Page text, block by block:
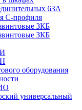
63А
С-профиля
ЗКБ
ЗКБ
оборудования
универсальный